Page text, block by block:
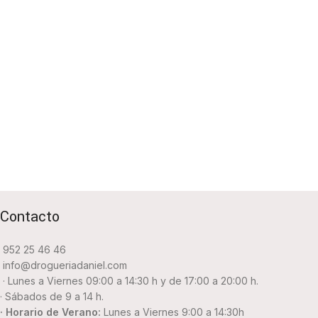
Contacto
952 25 46 46
info@drogueriadaniel.com
· Lunes a Viernes 09:00 a 14:30 h y de 17:00 a 20:00 h.
· Sábados de 9 a 14 h.
· Horario de Verano: Lunes a Viernes 9:00 a 14:30h